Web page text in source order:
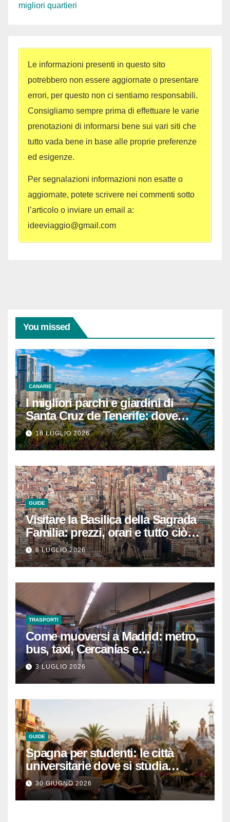
migliori quartieri
Le informazioni presenti in questo sito
potrebbero non essere aggiornate o presentare
errori, per questo non ci sentiamo responsabili.
Consigliamo sempre prima di effettuare le varie
prenotazioni di informarsi bene sui vari siti che
tutto vada bene in base alle proprie preferenze
ed esigenze.
Per segnalazioni informazioni non esatte o
aggiornate, potete scrivere nei commenti sotto
l’articolo o inviare un email a:
ideeviaggio@gmail.com
You missed
CANARIE
I migliori parchi e giardini di
Santa Cruz de Tenerife: dove
rilassarsi
18 LUGLIO 2026
GUIDE
Visitare la Basilica della Sagrada
Familia: prezzi, orari e tutto ciò
che devi sapere per
un’esperienza indimenticabile
8 LUGLIO 2026
TRASPORTI
Come muoversi a Madrid: metro,
bus, taxi, Cercanías e
abbonamenti turistici
3 LUGLIO 2026
GUIDE
Spagna per studenti: le città
universitarie dove si studia
meglio e con una buona vita
notturna
30 GIUGNO 2026